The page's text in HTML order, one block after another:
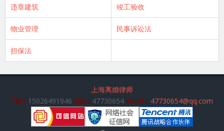
违章建筑 竣工验收
物业管理 民事诉讼法
担保法
上海离婚律师
Tel： 15026491946 QQ： 47730654 Email： 47730654@qq.com